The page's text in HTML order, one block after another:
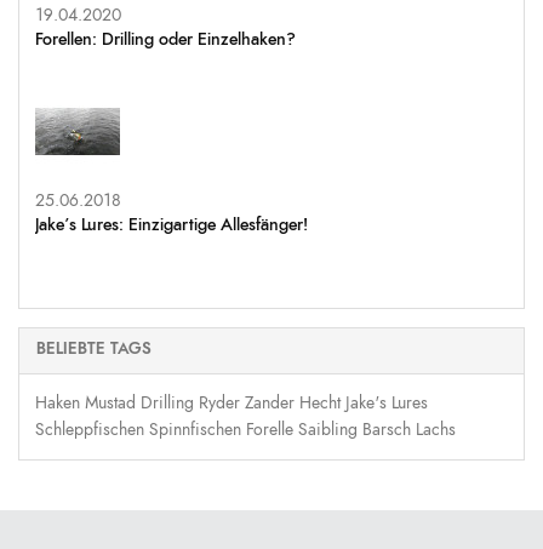
19.04.2020
Forellen: Drilling oder Einzelhaken?
25.06.2018
Jake’s Lures: Einzigartige Allesfänger!
BELIEBTE TAGS
Haken Mustad Drilling Ryder Zander Hecht Jake's Lures
Schleppfischen Spinnfischen Forelle Saibling Barsch Lachs